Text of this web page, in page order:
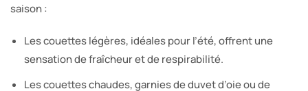
saison :
Les couettes légères, idéales pour l’été, offrent une
sensation de fraîcheur et de respirabilité.
Les couettes chaudes, garnies de duvet d’oie ou de